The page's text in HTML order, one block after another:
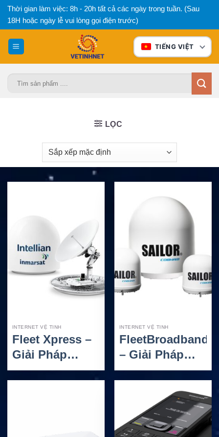
Bỏ
qua
nội
dung
Thời gian làm việc: 8h - 20h tất cả các ngày trong tuần. (Sau
18H hoặc ngày lễ vui lòng gọi điện trước)
TIẾNG VIỆT
LỌC
INTERNET VỆ TINH
Fleet Xpress –
Giải Pháp
Internet Vệ
Tinh Hàng Hải
INTERNET VỆ TINH
FleetBroadband
– Giải Pháp
Internet Vệ
Tinh Hàng Hải
Inmarsat Ổn
Định Toàn Cầu